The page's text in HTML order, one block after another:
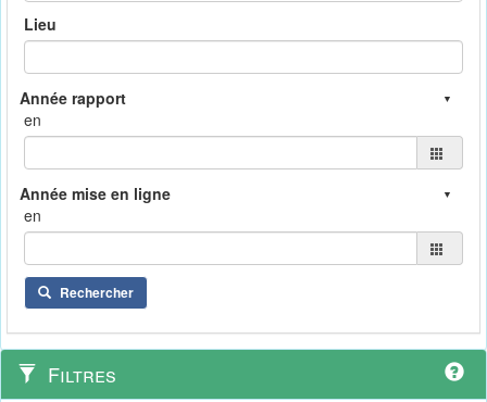
Lieu
en
en
Rechercher
Filtres